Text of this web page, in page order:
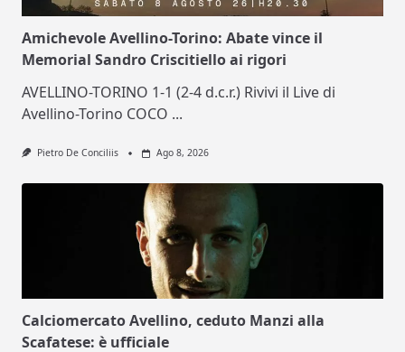
Amichevole Avellino-Torino: Abate vince il
Memorial Sandro Criscitiello ai rigori
AVELLINO-TORINO 1-1 (2-4 d.c.r.) Rivivi il Live di
Avellino-Torino COCO ...
Pietro De Conciliis Ago 8, 2026
Calciomercato Avellino, ceduto Manzi alla
Scafatese: è ufficiale